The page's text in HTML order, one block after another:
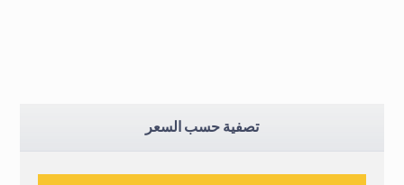
تصفية حسب السعر